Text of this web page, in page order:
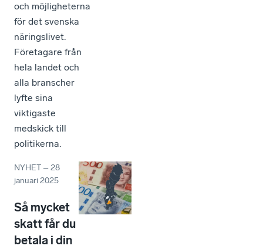
och möjligheterna
för det svenska
näringslivet.
Företagare från
hela landet och
alla branscher
lyfte sina
viktigaste
medskick till
politikerna.
NYHET –28
januari 2025
Så mycket
skatt får du
betala i din